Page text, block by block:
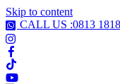
Skip to content
CALL US :0813